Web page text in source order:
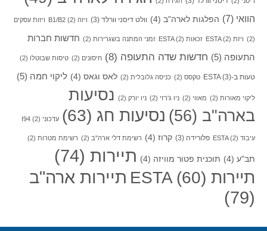
הוואי (7) הפלגות לארה"ב (4) וולט דיסני וורלד (3) ויזה B1/B2 (2) ויזות עסקים
(2) ויזת ESTA (2) זכאות ESTA (2) זמני המתנה בשגרירות (2)
חדשות חברות
התעופה (5) חדשות שדה התעופה (8) חיסונים (2) טיסות שבוטלו (2)
טעות ב-ESTA(3) טקסס (2) כניסה גלובלית (2) לאס וגאס (4) ליקוי חמה (5)
ליקוי מאורות (2) מאווי (2) ניו ג'רזי (2) ניו יורק (2)
נסיעות
בארה"ב (56) נסיעות חג (63) עדכוני I94 (2)
עיבוד ESTA (2) פלורידה (3) קרוז (4) רשימת דלי ארה"ב (2) רשימת מטרות (2)
תב"ע (4) תוכנית פטור מוויזה (4) תיירות (74)
תיירות ESTA (60)
תיירות ארה"ב
(79)